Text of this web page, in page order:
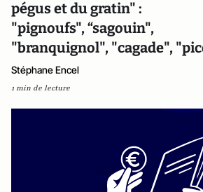
pégus et du gratin" :
"pignoufs", “sagouin",
"branquignol", "cagade",
Stéphane Encel
1 min de lecture